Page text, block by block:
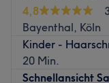
4,8
Bayenthal, Köln
Kinder -
20 Min.
Schnellansicht